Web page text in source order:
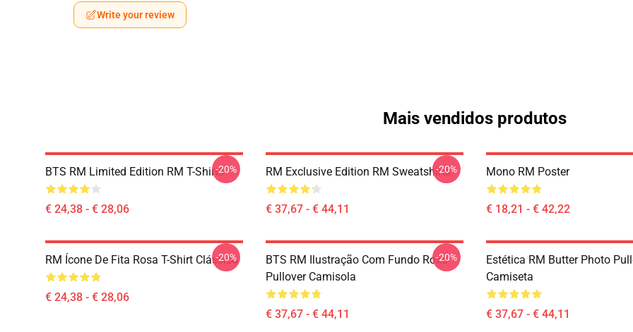
Write your review
Mais vendidos produtos
BTS RM Limited Edition RM T-Shirts
€ 24,38 - € 28,06
-20% RM Exclusive Edition RM Sweatshirts
€ 37,67 - € 44,11
-20% Mono RM Poster
€ 18,21 - € 42,22
RM Ícone De Fita Rosa T-Shirt Clássico
€ 24,38 - € 28,06
-20%
BTS RM Ilustração Com Fundo Roxo
Pullover Camisola
€ 37,67 - € 44,11
-20%
Estética RM Butter Photo
Camiseta
€ 37,67 - € 44,11